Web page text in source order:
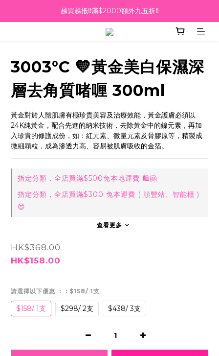
越買越抵‼️滿$2000額外九五折‼️
越買越抵‼️滿$2000額外九五折‼️
☀️【Summer Sales 盛夏狂歡】滿 $700 即減 $40！🔥
越買越抵‼️滿$2000額外九五折‼️
3003°C 💛黃金美白保濕深
層去角質啫喱 300ml
黃金對於人體肌膚有極珍貴美容及治療效能，黃金護膚必須以
24K純黃金，配合先進的納米技術，去除黃金中的鎳元素，再加
入珍貴的修護成份，如：紅元素、微量元素及骨膠原等，精製成
微細顆粒，成為滲透力高、容易被肌膚吸收的金箔。
指定分類，全店買滿$500免本地運費 🛍🤗
指定分類，全店買滿$300 免本運費 ( 順豐站、智能櫃 )
😍
查看更多
HK$368.00
HK$158.00
請選擇以下優惠 ： : $158/ 1支
$158/ 1支 $298/ 2支 $438/ 3支